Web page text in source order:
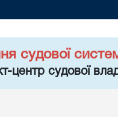
судової
центр судової